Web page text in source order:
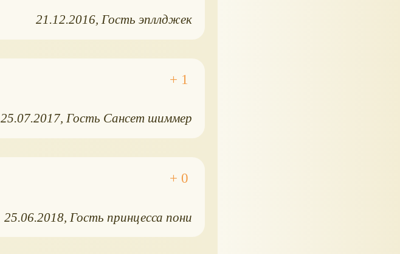
21.12.2016 Гость эпллджек
25.07.2017 Гость Сансет шиммер
25.06.2018 Гость принцесса пони